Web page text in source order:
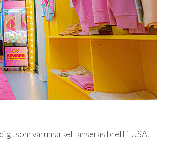
som varumärket lanseras brett i USA.